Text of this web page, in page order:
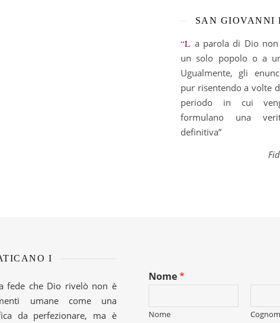
SAN GIOVANNI
“La parola di Dio non si indirizza ad
un solo popolo o a
Ugualmente, gli
pur risentendo a volte
periodo in cui
formulano una
definitiva”
I
umane come una
da perfezionare, ma è
Nome*
Nome